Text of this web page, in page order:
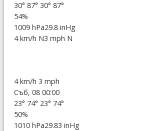
30° 87° 30° 87°
54%
1009 hPa29.8 inHg
4 km/h N3 mph N
4 km/h 3 mph
Съб, 08 00:00
23° 74° 23° 74°
50%
1010 hPa29.83 inHg